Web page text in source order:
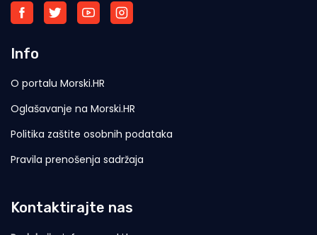
Info
O portalu Morski.HR
Oglašavanje na Morski.HR
Politika zaštite osobnih podataka
Pravila prenošenja sadržaja
Kontaktirajte nas